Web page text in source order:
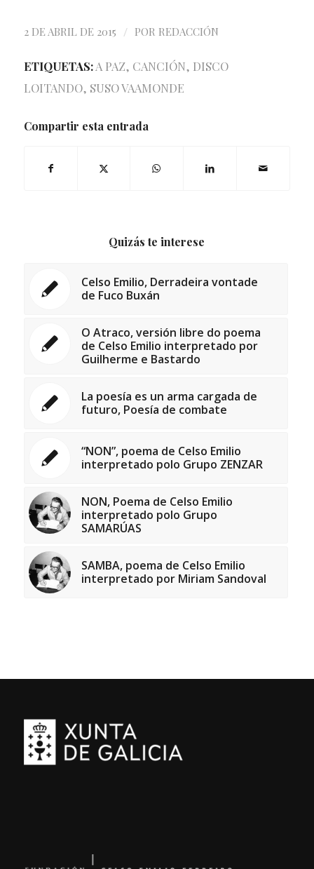
2 DE ABRIL DE 2015 / POR REDACCIÓN
ETIQUETAS: A PAZ, CANCIÓN, DISCO
LOITANDO, SUSO VAAMONDE
Compartir esta entrada
Quizás te interese
Celso Emilio, Derradeira vontade
de Fuco Buxán
O Atraco, versión libre do poema
de Celso Emilio interpretado por
Guilherme e Bastardo
La poesía es un arma cargada de
futuro, Poesía de combate
“NON”, poema de Celso Emilio
interpretado polo Grupo ZENZAR
NON, Poema de Celso Emilio
interpretado polo Grupo
SAMARÚAS
SAMBA, poema de Celso Emilio
interpretado por Miriam Sandoval